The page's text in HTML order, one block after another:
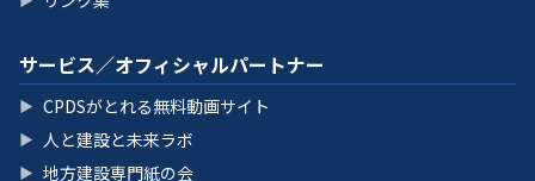
サービス／オフィシャルパートナー
▶ CPDSがとれる無料動画サイト
▶ 人と建設と未来ラボ
▶ 地方建設専門紙の会